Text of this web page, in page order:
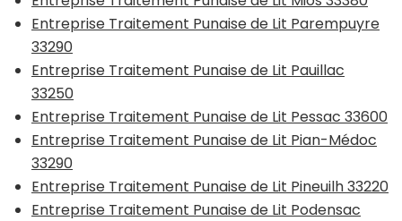
Entreprise Traitement Punaise de Lit Parempuyre
33290
Entreprise Traitement Punaise de Lit Pauillac
33250
Entreprise Traitement Punaise de Lit Pessac 33600
Entreprise Traitement Punaise de Lit Pian-Médoc
33290
Entreprise Traitement Punaise de Lit Pineuilh 33220
Entreprise Traitement Punaise de Lit Podensac